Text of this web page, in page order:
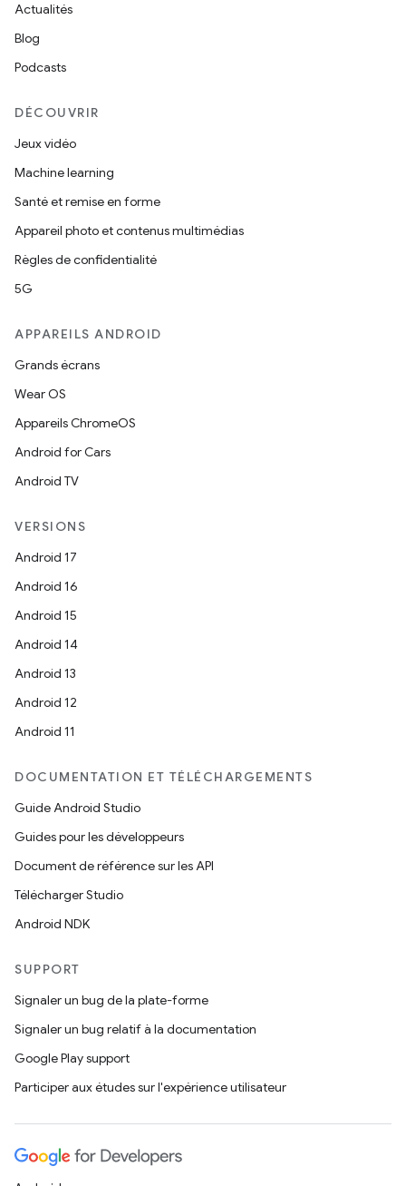
Actualités
Blog
Podcasts
DÉCOUVRIR
Jeux vidéo
Machine learning
Santé et remise en forme
Appareil photo et contenus multimédias
Règles de confidentialité
5G
APPAREILS ANDROID
Grands écrans
Wear OS
Appareils ChromeOS
Android for Cars
Android TV
VERSIONS
Android 17
Android 16
Android 15
Android 14
Android 13
Android 12
Android 11
DOCUMENTATION ET TÉLÉCHARGEMENTS
Guide Android Studio
Guides pour les développeurs
Document de référence sur les API
Télécharger Studio
Android NDK
SUPPORT
Signaler un bug de la plate-forme
Signaler un bug relatif à la documentation
Google Play support
Participer aux études sur l'expérience utilisateur